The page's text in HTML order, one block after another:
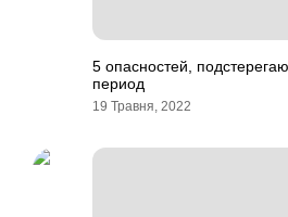
5 опасностей,
период
19 Травня, 2022